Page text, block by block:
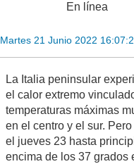
En línea
Martes 21 Junio 2022
La Italia peninsular
el calor extremo
temperaturas máximas
en el centro y el sur.
el jueves 23 hasta
encima de los 37 grados